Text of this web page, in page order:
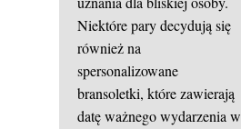
Niektóre pary decydują się
również na
spersonalizowane
bransoletki, które zawierają
datę ważnego wydarzenia w